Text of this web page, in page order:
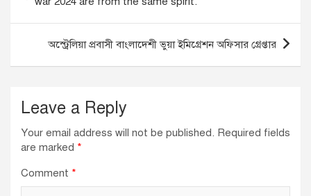
o
k
p
অস্ট্রেলিয়া প্রবাসী বাংলাদেশী ভুয়া ইমিগ্রেশন অফিসার গ্রেপ্তার
Leave a Reply
Your email address will not be published. Required fields
are marked *
Comment *